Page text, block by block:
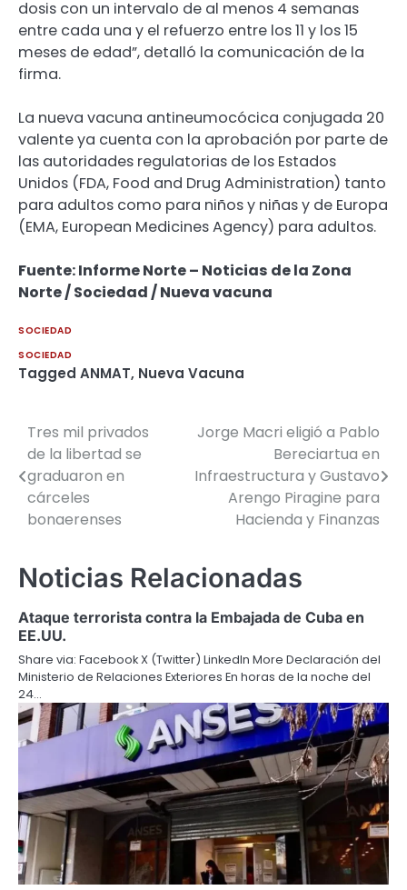
dosis con un intervalo de al menos 4 semanas
entre cada una y el refuerzo entre los 11 y los 15
meses de edad”, detalló la comunicación de la
firma.
La nueva vacuna antineumocócica conjugada 20
valente ya cuenta con la aprobación por parte de
las autoridades regulatorias de los Estados
Unidos (FDA, Food and Drug Administration) tanto
para adultos como para niños y niñas y de Europa
(EMA, European Medicines Agency) para adultos.
Fuente: Informe Norte – Noticias de la Zona
Norte / Sociedad / Nueva vacuna
SOCIEDAD
SOCIEDAD
Tagged ANMAT, Nueva Vacuna
Navegación
de
entradas
Tres mil privados
de la libertad se
graduaron en
cárceles
bonaerenses
Jorge Macri eligió a Pablo
Bereciartua en
Infraestructura y Gustavo
Arengo Piragine para
Hacienda y Finanzas
Noticias Relacionadas
Ataque terrorista contra la Embajada de Cuba en
EE.UU.
Share via: Facebook X (Twitter) LinkedIn More Declaración del
Ministerio de Relaciones Exteriores En horas de la noche del
24…